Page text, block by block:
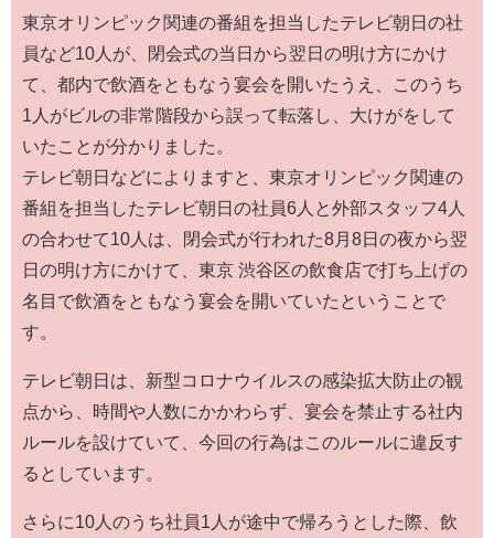
東京オリンピック関連の番組を担当したテレビ朝日の社
員など10人が、閉会式の当日から翌日の明け方にかけ
て、都内で飲酒をともなう宴会を開いたうえ、このうち
1人がビルの非常階段から誤って転落し、大けがをして
いたことが分かりました。
テレビ朝日などによりますと、東京オリンピック関連の
番組を担当したテレビ朝日の社員6人と外部スタッフ4人
の合わせて10人は、閉会式が行われた8月8日の夜から翌
日の明け方にかけて、東京 渋谷区の飲食店で打ち上げの
名目で飲酒をともなう宴会を開いていたということで
す。
テレビ朝日は、新型コロナウイルスの感染拡大防止の観
点から、時間や人数にかかわらず、宴会を禁止する社内
ルールを設けていて、今回の行為はこのルールに違反す
るとしています。
さらに10人のうち社員1人が途中で帰ろうとした際、飲